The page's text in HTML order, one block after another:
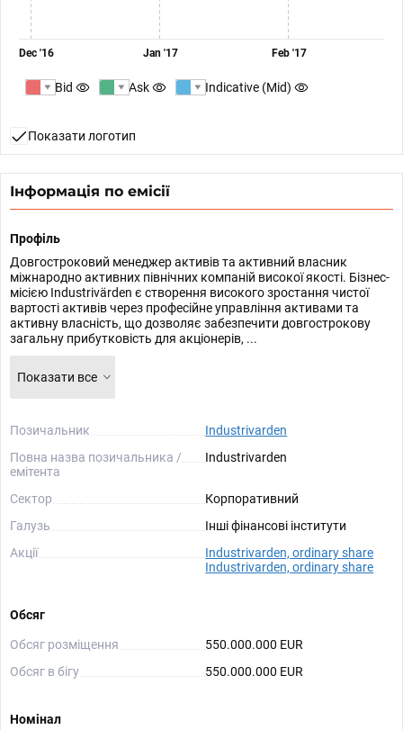
Dec '16 Jan '17 Feb '17
Bid Ask Indicative (Mid)
Показати логотип
Інформація по емісії
Профіль
Довгостроковий менеджер активів та активний власник
міжнародно активних північних компаній високої якості. Бізнес-
місією Industrivärden є створення високого зростання чистої
вартості активів через професійне управління активами та
активну власність, що дозволяє забезпечити довгострокову
загальну прибутковість для акціонерів, ...
Показати все
Позичальник
Industrivarden
Повна назва позичальника /
емітента
Industrivarden
Сектор
Корпоративний
Галузь
Інші фінансові інститути
Акції
Industrivarden, ordinary share
Industrivarden, ordinary share
Обсяг
Обсяг розміщення
550.000.000 EUR
Обсяг в бігу
550.000.000 EUR
Номінал